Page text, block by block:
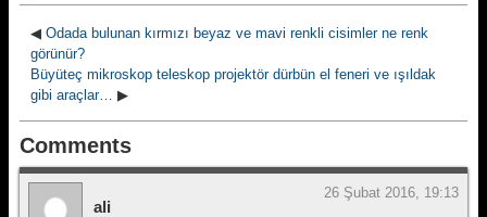
◀ Odada bulunan kırmızı beyaz ve mavi renkli cisimler ne renk
görünür?
Büyüteç mikroskop teleskop projektör dürbün el feneri ve ışıldak
gibi araçlar… ▶
Comments
ali
26 Şubat 2016, 19:13